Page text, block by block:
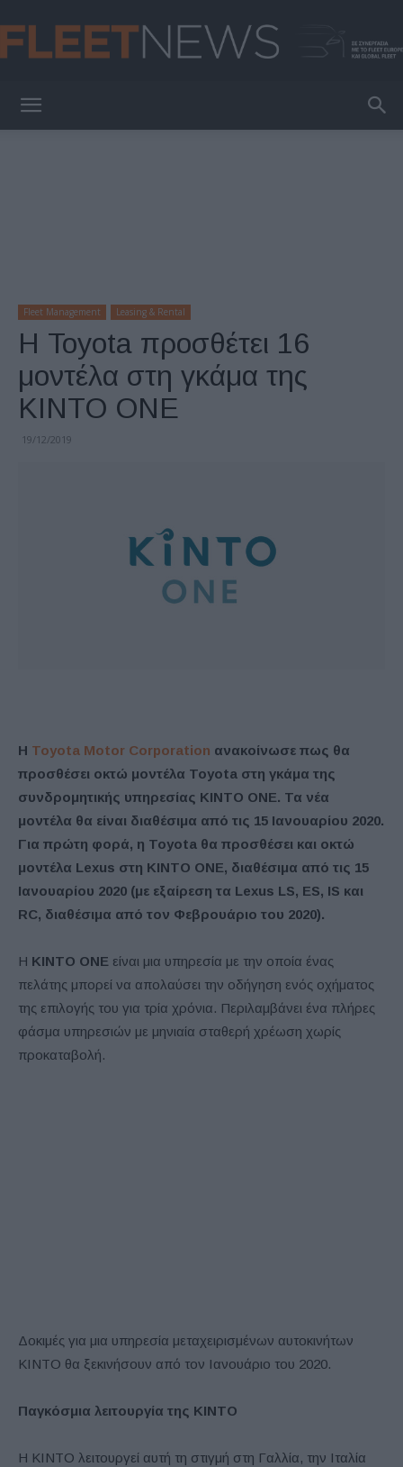
Fleet Management Leasing & Rental
Η Toyota προσθέτει 16
μοντέλα στη γκάμα της
KINTO ONE
19/12/2019
Η Toyota Motor Corporation ανακοίνωσε πως θα
προσθέσει οκτώ μοντέλα Toyota στη γκάμα της
συνδρομητικής υπηρεσίας KINTO ONE. Τα νέα
μοντέλα θα είναι διαθέσιμα από τις 15 Ιανουαρίου 2020.
Για πρώτη φορά, η Toyota θα προσθέσει και οκτώ
μοντέλα Lexus στη KINTO ONE, διαθέσιμα από τις 15
Ιανουαρίου 2020 (με εξαίρεση τα Lexus LS, ES, IS και
RC, διαθέσιμα από τον Φεβρουάριο του 2020).
Η KINTO ONE είναι μια υπηρεσία με την οποία ένας
πελάτης μπορεί να απολαύσει την οδήγηση ενός οχήματος
της επιλογής του για τρία χρόνια. Περιλαμβάνει ένα πλήρες
φάσμα υπηρεσιών με μηνιαία σταθερή χρέωση χωρίς
προκαταβολή.
Δοκιμές για μια υπηρεσία μεταχειρισμένων αυτοκινήτων
KINTO θα ξεκινήσουν από τον Ιανουάριο του 2020.
Παγκόσμια λειτουργία της KINTO
Η KINTO λειτουργεί αυτή τη στιγμή στη Γαλλία, την Ιταλία